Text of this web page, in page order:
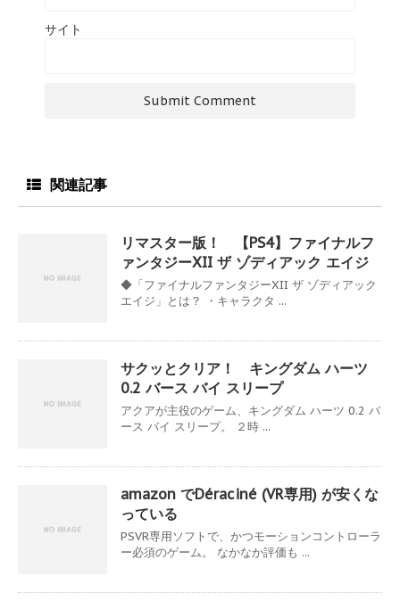
サイト
関連記事
リマスター版！ 【PS4】ファイナルフ
ァンタジーXII ザ ゾディアック エイジ
◆「ファイナルファンタジーXII ザ ゾディアック
エイジ」とは？ ・キャラクタ ...
サクッとクリア！ キングダム ハーツ
0.2 バース バイ スリープ
アクアが主役のゲーム、キングダム ハーツ 0.2 バ
ース バイ スリープ。 ２時 ...
amazon でDéraciné (VR専用) が安くな
っている
PSVR専用ソフトで、かつモーションコントローラ
ー必須のゲーム。 なかなか評価も ...